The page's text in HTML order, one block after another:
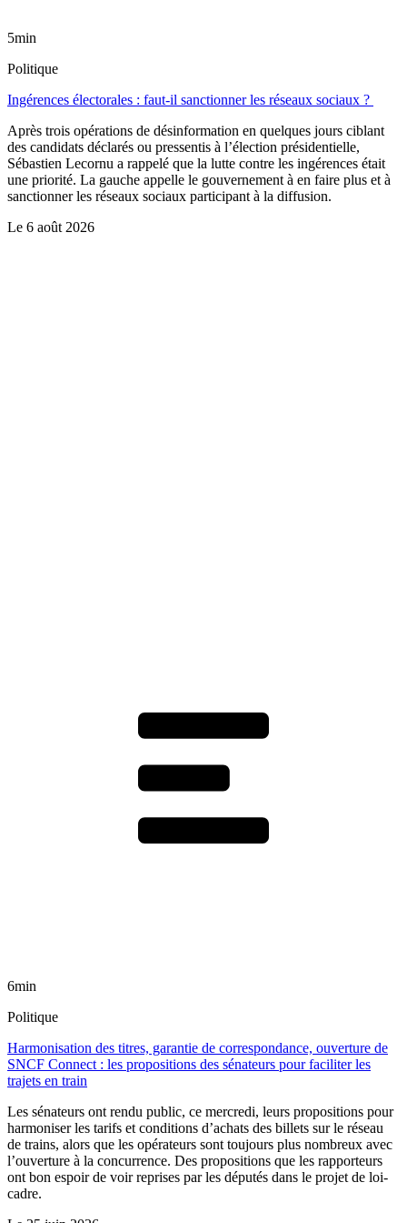
5min
Politique
Ingérences électorales : faut-il sanctionner les réseaux sociaux ?
Après trois opérations de désinformation en quelques jours ciblant
des candidats déclarés ou pressentis à l’élection présidentielle,
Sébastien Lecornu a rappelé que la lutte contre les ingérences était
une priorité. La gauche appelle le gouvernement à en faire plus et à
sanctionner les réseaux sociaux participant à la diffusion.
Le 6 août 2026
6min
Politique
Harmonisation des titres, garantie de correspondance, ouverture de
SNCF Connect : les propositions des sénateurs pour faciliter les
trajets en train
Les sénateurs ont rendu public, ce mercredi, leurs propositions pour
harmoniser les tarifs et conditions d’achats des billets sur le réseau
de trains, alors que les opérateurs sont toujours plus nombreux avec
l’ouverture à la concurrence. Des propositions que les rapporteurs
ont bon espoir de voir reprises par les députés dans le projet de loi-
cadre.